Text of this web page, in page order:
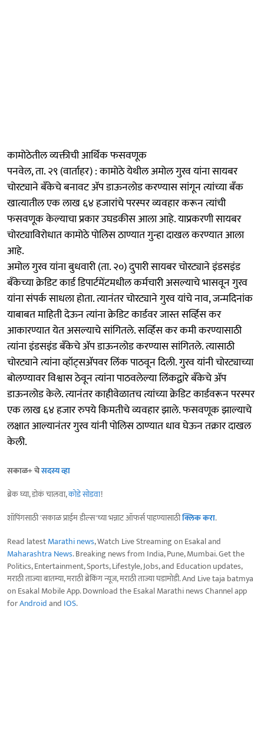
कामोठेतील व्यक्तीची आर्थिक फसवणूक
पनवेल, ता. २९ (वार्ताहर) : कामोठे येथील अमोल गुरव यांना सायबर
चोरट्याने बॅंकेचे बनावट ॲप डाऊनलोड करण्यास सांगून त्यांच्या बॅंक
खात्यातील एक लाख ६४ हजारांचे परस्पर व्यवहार करून त्यांची
फसवणूक केल्याचा प्रकार उघडकीस आला आहे. याप्रकरणी सायबर
चोरट्याविरोधात कामोठे पोलिस ठाण्यात गुन्हा दाखल करण्यात आला
आहे.
अमोल गुरव यांना बुधवारी (ता. २०) दुपारी सायबर चोरट्याने इंडसइंड
बँकेच्या क्रेडिट कार्ड डिपार्टमेंटमधील कर्मचारी असल्याचे भासवून गुरव
यांना संपर्क साधला होता. त्यानंतर चोरट्याने गुरव यांचे नाव, जन्मदिनांक
याबाबत माहिती देऊन त्यांना क्रेडिट कार्डवर जास्त सर्व्हिस कर
आकारण्यात येत असल्याचे सांगितले. सर्व्हिस कर कमी करण्यासाठी
त्यांना इंडसइंड बँकेचे ॲप डाऊनलोड करण्यास सांगितले. त्यासाठी
चोरट्याने त्यांना व्हॉट्सॲपवर लिंक पाठवून दिली. गुरव यांनी चोरट्याच्या
बोलण्यावर विश्वास ठेवून त्यांना पाठवलेल्या लिंकद्वारे बँकेचे ॲप
डाऊनलोड केले. त्यानंतर काहीवेळातच त्यांच्या क्रेडिट कार्डवरून परस्पर
एक लाख ६४ हजार रुपये किमतीचे व्यवहार झाले. फसवणूक झाल्याचे
लक्षात आल्यानंतर गुरव यांनी पोलिस ठाण्यात धाव घेऊन तक्रार दाखल
केली.
सकाळ+ चेसदस्य व्हा
ब्रेक घ्या, डोकं चालवा,कोडे सोडवा!
शॉपिंगसाठी 'सकाळ प्राईम डील्स'च्या भन्नाट ऑफर्स पाहण्यासाठीक्लिक करा.
Read latestMarathi news, Watch Live Streaming on Esakal and
Maharashtra News. Breaking news from India, Pune, Mumbai. Get the
Politics, Entertainment, Sports, Lifestyle, Jobs, and Education updates,
मराठी ताज्या बातम्या, मराठी ब्रेकिंग न्यूज, मराठी ताज्या घडामोडी. And Live taja batmya
on Esakal Mobile App. Download the Esakal Marathi news Channel app
forAndroidand IOS.